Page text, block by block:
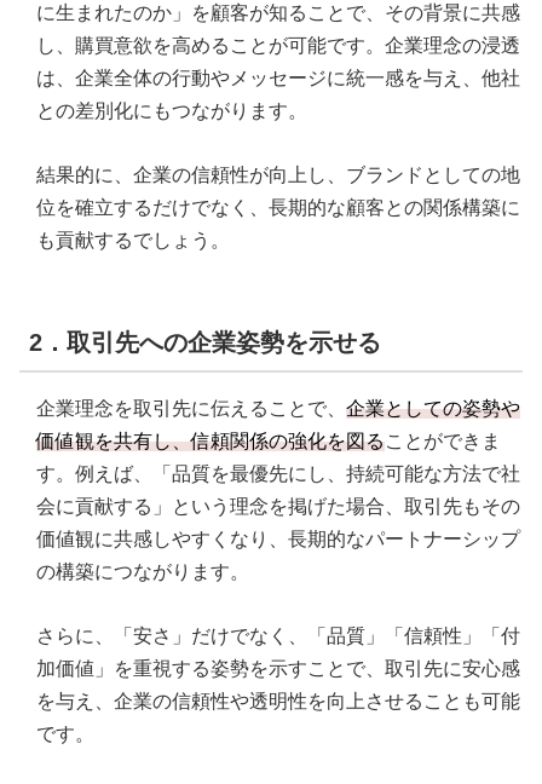
に生まれたのか」を顧客が知ることで、その背景に共感
し、購買意欲を高めることが可能です。企業理念の浸透
は、企業全体の行動やメッセージに統一感を与え、他社
との差別化にもつながります。
結果的に、企業の信頼性が向上し、ブランドとしての地
位を確立するだけでなく、長期的な顧客との関係構築に
も貢献するでしょう。
2．取引先への企業姿勢を示せる
企業理念を取引先に伝えることで、 企業としての姿勢や
価値観を共有し、信頼関係の強化を図ることができま
す。例えば、「品質を最優先にし、持続可能な方法で社
会に貢献する」という理念を掲げた場合、取引先もその
価値観に共感しやすくなり、長期的なパートナーシップ
の構築につながります。
さらに、「安さ」だけでなく、「品質」「信頼性」「付
加価値」を重視する姿勢を示すことで、取引先に安心感
を与え、企業の信頼性や透明性を向上させることも可能
です。